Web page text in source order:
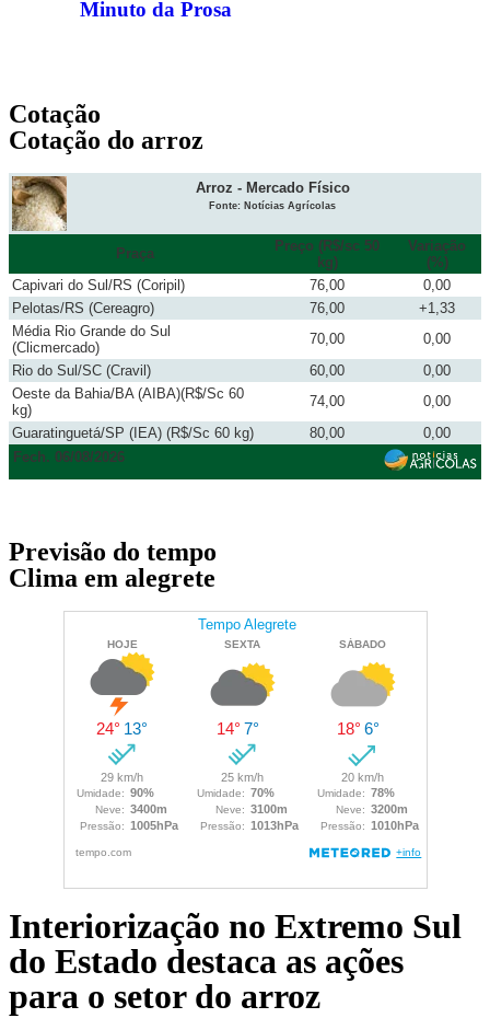
Minuto da Prosa
Cotação
Cotação do arroz
Arroz - Mercado Físico
Fonte: Notícias Agrícolas
Praça
Preço (R$/sc 50
kg)
Variação
(%)
Capivari do Sul/RS (Coripil)
76,00
0,00
Pelotas/RS (Cereagro)
76,00
+1,33
Média Rio Grande do Sul
(Clicmercado)
70,00
0,00
Rio do Sul/SC (Cravil)
60,00
0,00
Oeste da Bahia/BA (AIBA)(R$/Sc 60
kg)
74,00
0,00
Guaratinguetá/SP (IEA) (R$/Sc 60 kg)
80,00
0,00
Fech. 06/08/2026
Previsão do tempo
Clima em alegrete
Interiorização no Extremo Sul
do Estado destaca as ações
para o setor do arroz